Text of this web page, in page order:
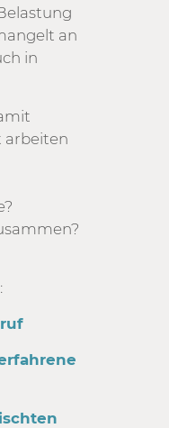
an
in
arbeiten